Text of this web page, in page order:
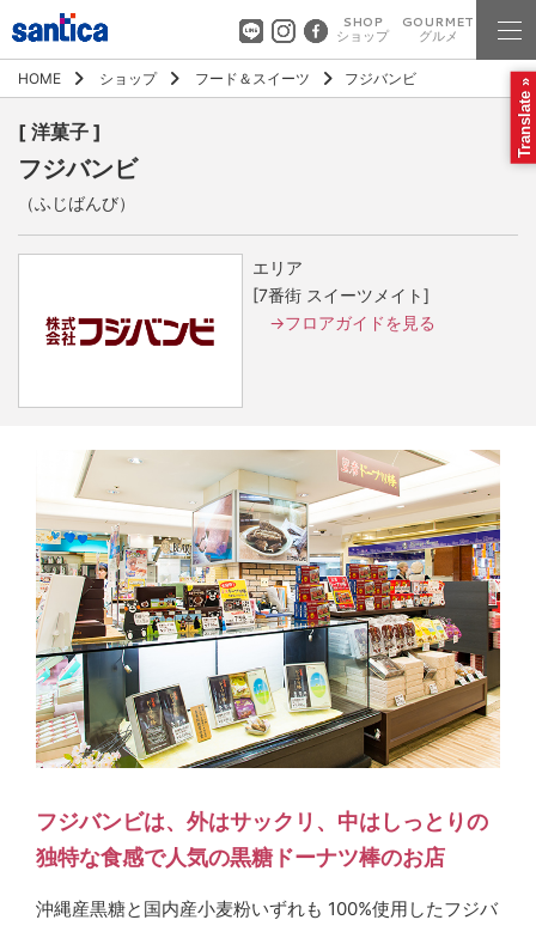
SHOP
ショップ
GOURMET
グルメ
HOME ショップ フード＆スイーツ フジバンビ
[ 洋菓子 ]
フジバンビ
（ふじばんび）
エリア
[7番街 スイーツメイト]
→フロアガイドを見る
フジバンビは、外はサックリ、中はしっとりの
独特な食感で人気の黒糖ドーナツ棒のお店
沖縄産黒糖と国内産小麦粉いずれも 100%使用したフジバ
Translate »